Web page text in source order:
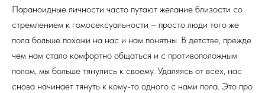
Параноидные личности часто путают желание близости со
стремлением к гомосексуальности – просто люди того же
пола больше похожи на нас и нам понятны. В детстве, прежде
чем нам стало комфортно общаться и с противоположным
полом, мы больше тянулись к своему. Удаляясь от всех, нас
снова начинает тянуть к кому-то одного с нами пола. Это про